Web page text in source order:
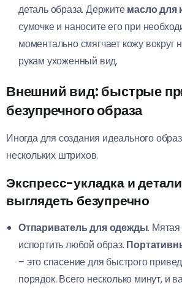
деталь образа. Держитемасло для
сумочке и наносите его при
моментально смягчает кожу вокруг
рукам ухоженный вид.
Внешний вид: быстрые
безупречного образа
Иногда для создания идеального
нескольких штрихов.
Экспресс-укладка и
выглядеть безупречно
Отпариватель для одежды.
испортить любой образ.
– это спасение для быстрого
порядок. Всего несколько минут, и